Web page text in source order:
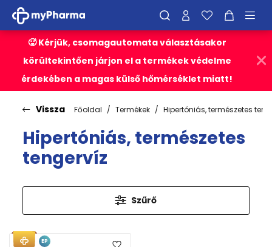
🥵 Kérjük, csomagautomata választásakor
körültekintően járjon el a termékek védelme
érdekében a magas külső hőmérséklet miatt!
Vissza Főoldal Termékek Hipertóniás, természetes
Hipertóniás, természetes
tengervíz
Szűrő
EP